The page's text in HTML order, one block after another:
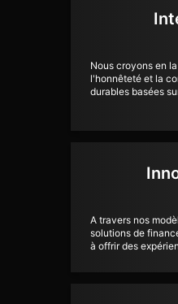
Nous croyons en
l'honnêteté et la
durables basées
A travers nos
solutions de
à offrir des